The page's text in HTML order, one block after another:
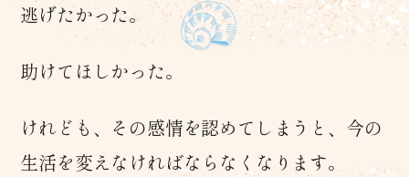
逃げたかった。
助けてほしかった。
けれども、その感情を認めてしまうと、今の
生活を変えなければならなくなります。